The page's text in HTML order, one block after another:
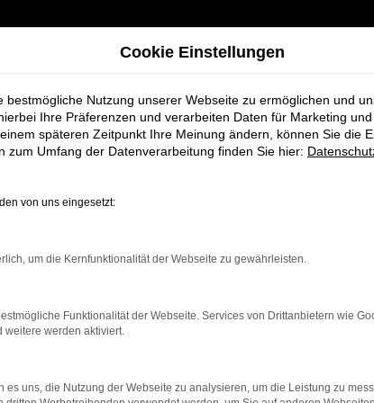
HÄRTEL &
Das Hinweisgeber-System
und geschätzter Partner zu sein.
Vertrauen unserer Kundinnen und Kunden,
davon ab, dass wir alle vom Härtel & Kaiser,
Cookie Einstellungen
bestmögliche Nutzung unserer Webseite zu ermöglichen und
Ihre Präferenzen und verarbeiten Daten für Marketing
späteren Zeitpunkt Ihre Meinung ändern, können Sie die
zum Umfang der Datenverarbeitung finden Sie hier:
von uns eingesetzt:
um die Kernfunktionalität der Webseite zu gewährleisten.
Funktionalität der Webseite. Services von Drittanbietern wie
weitere werden aktiviert.
es uns, die Nutzung der Webseite zu analysieren, um die Leistung zu